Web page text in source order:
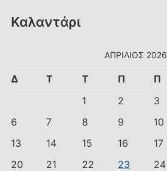
Καλαντάρι
ΑΠΡΊΛΙΟΣ 2026
Δ Τ Τ Π Π
1
2 3
6
7 8 9 10
13
14 15 16 17
20
21 22 23 24